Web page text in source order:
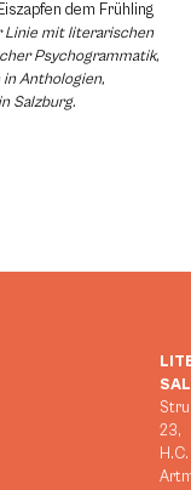
dem Frühling
Linie mit literarischen
Psychogrammatik,
Anthologien,
Salzburg.
23,
H.C.